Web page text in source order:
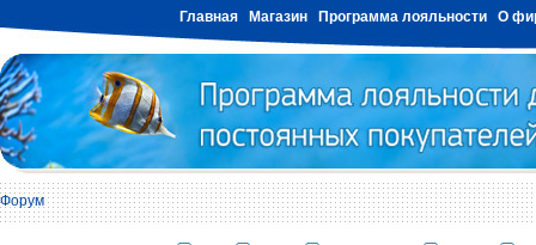
Главная Магазин Программа лояльности О
Форум